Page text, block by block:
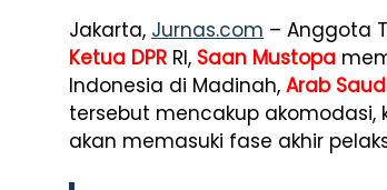
Jakarta, Jurnas.com – Anggota
Ketua DPR RI, Saan Mustopa
Indonesia di Madinah, Arab
tersebut mencakup
akan memasuki fase akhir